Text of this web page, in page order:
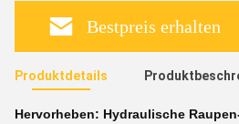
Bestpreis erhalten
Produktdetails
Hervorheben: Hydraulische